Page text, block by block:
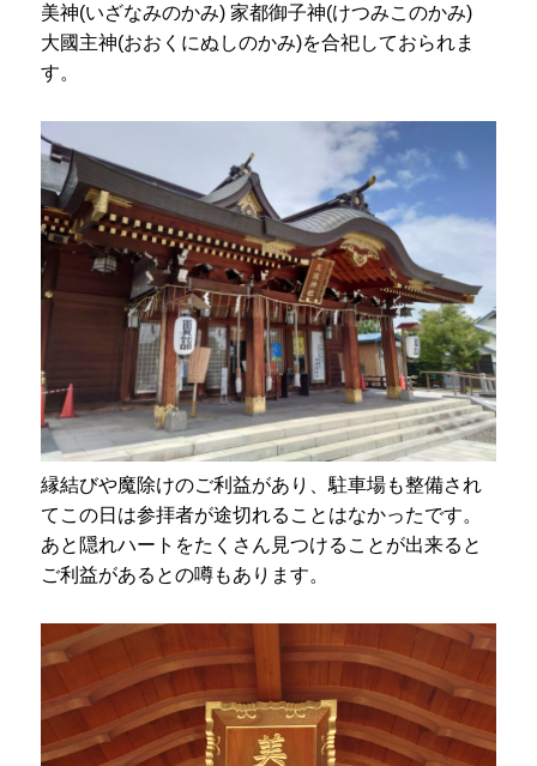
美神(いざなみのかみ) 家都御子神(けつみこのかみ)
大國主神(おおくにぬしのかみ)を合祀しておられま
す。
縁結びや魔除けのご利益があり、駐車場も整備され
てこの日は参拝者が途切れることはなかったです。
あと隠れハートをたくさん見つけることが出来ると
ご利益があるとの噂もあります。